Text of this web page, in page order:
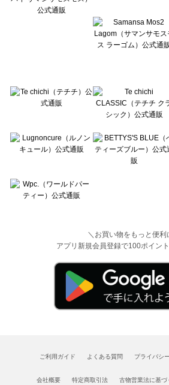
Wpc.（ワールドパーティー）のカーディガン一覧
＼お買い物をもっと便利
アプリ新規会員登録で100ポイン
ご利用ガイド よくある質問 プライバシ
会社概要 特定商取引法 古物営業法に基づ